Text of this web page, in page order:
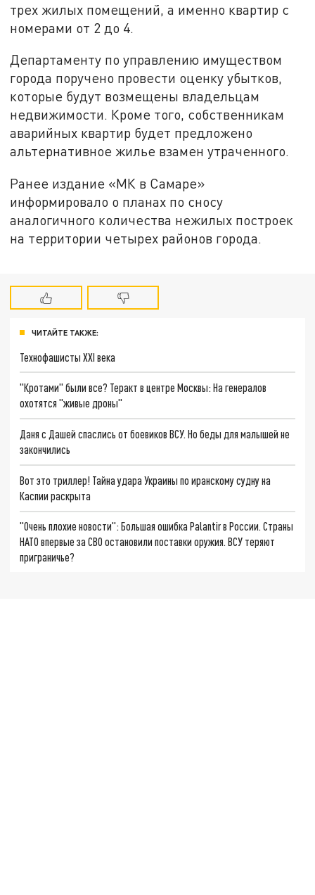
трех жилых помещений, а именно квартир с
номерами от 2 до 4.
Департаменту по управлению имуществом
города поручено провести оценку убытков,
которые будут возмещены владельцам
недвижимости. Кроме того, собственникам
аварийных квартир будет предложено
альтернативное жилье взамен утраченного.
Ранее издание «МК в Самаре»
информировало о планах по сносу
аналогичного количества нежилых построек
на территории четырех районов города.
ЧИТАЙТЕ ТАКЖЕ:
Технофашисты XXI века
"Кротами" были все? Теракт в центре Москвы: На генералов
охотятся "живые дроны"
Даня с Дашей спаслись от боевиков ВСУ. Но беды для малышей не
закончились
Вот это триллер! Тайна удара Украины по иранскому судну на
Каспии раскрыта
"Очень плохие новости": Большая ошибка Palantir в России. Страны
НАТО впервые за СВО остановили поставки оружия. ВСУ теряют
приграничье?